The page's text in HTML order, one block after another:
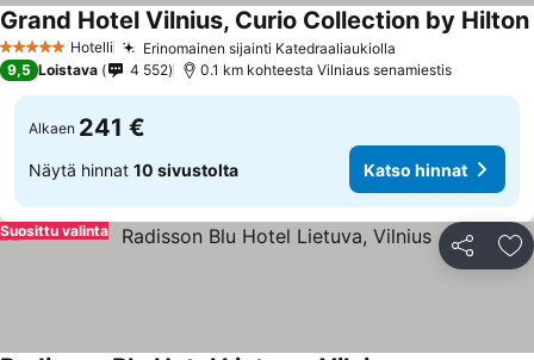
5 Tähtiluokitus
Hotelli Erinomainen sijainti Katedraaliaukiolla
Grand Hotel Vilnius, Curio Collection by Hilton
9,5 Loistava 4 552 0.1 km kohteesta Vilniaus senamiestis
Alkaen 241 €
Näytä hinnat 10 sivustolta Katso hinnat
Jaa
Suosittu valinta